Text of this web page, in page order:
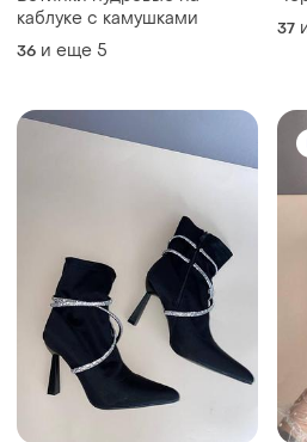
каблуке с камушками
36 и еще 5
37